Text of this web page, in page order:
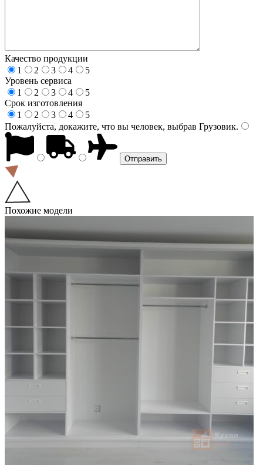
Качество продукции
1
2 3 4
5
Уровень сервиса
1
2 3 4
5
Срок изготовления
1
2 3 4
5
Пожалуйста, докажите, что вы человек, выбрав Грузовик.
Похожие модели